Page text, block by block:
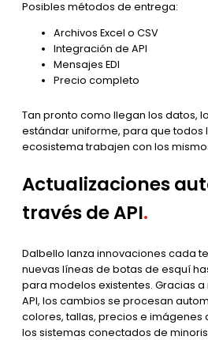
Posibles métodos de entrega:
Archivos Excel o CSV
Integración de API
Mensajes EDI
Precio completo
Tan pronto como llegan los datos,
estándar uniforme, para que todos
ecosistema trabajen con los
Actualizaciones
través de API.
Dalbello lanza innovaciones cada
nuevas líneas de botas de esquí
para modelos existentes. Gracias
API, los cambios se procesan
colores, tallas, precios e imágenes
los sistemas conectados de